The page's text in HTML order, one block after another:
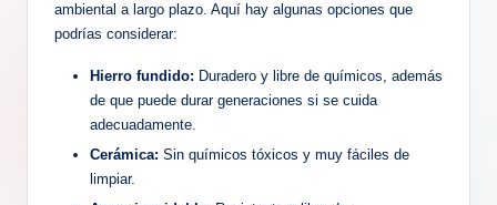
ambiental a largo plazo. Aquí hay algunas opciones que
podrías considerar:
Hierro fundido: Duradero y libre de químicos, además
de que puede durar generaciones si se cuida
adecuadamente.
Cerámica: Sin químicos tóxicos y muy fáciles de
limpiar.